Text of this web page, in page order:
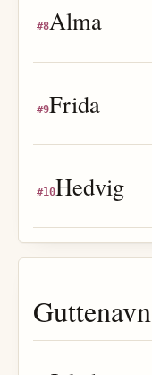
#8Alma
#9Frida
#10Hedvig
Guttenavn